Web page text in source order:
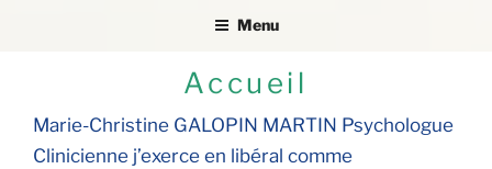
Menu
Accueil
Marie-Christine GALOPIN MARTIN Psychologue
Clinicienne j’exerce en libéral comme